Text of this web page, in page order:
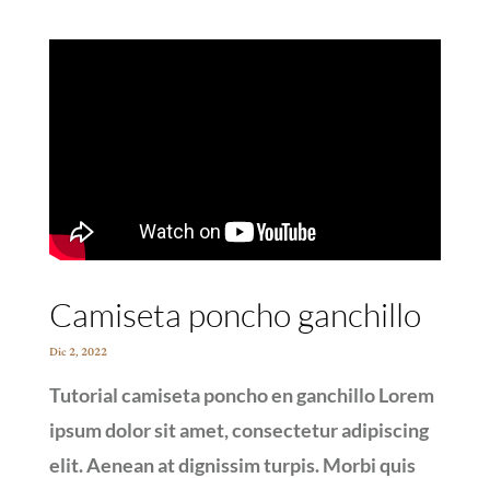
Camiseta poncho ganchillo
Dic 2, 2022
Tutorial camiseta poncho en ganchillo Lorem
ipsum dolor sit amet, consectetur adipiscing
elit. Aenean at dignissim turpis. Morbi quis